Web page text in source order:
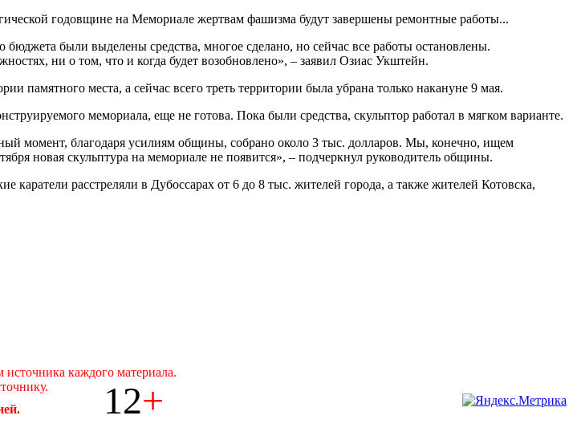
годовщине на Мемориале жертвам фашизма будут завершены ремонтные работы...
были выделены средства, многое сделано, но сейчас все работы остановлены.
ни о том, что и когда будет возобновлено», – заявил Озиас Укштейн.
памятного места, а сейчас всего треть территории была убрана только накануне 9 мая.
мемориала, еще не готова. Пока были средства, скульптор работал в мягком варианте.
момент, благодаря усилиям общины, собрано около 3 тыс. долларов. Мы, конечно, ищем
новая скульптура на мемориале не появится», – подчеркнул руководитель общины.
расстреляли в Дубоссарах от 6 до 8 тыс. жителей города, а также жителей Котовска,
каждого материала.
12+